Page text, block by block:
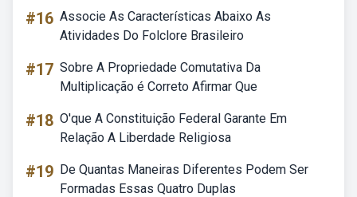
#16 Associe As Características Abaixo As
Atividades Do Folclore Brasileiro
#17 Sobre A Propriedade Comutativa Da
Multiplicação é Correto Afirmar Que
#18 O'que A Constituição Federal Garante Em
Relação A Liberdade Religiosa
#19 De Quantas Maneiras Diferentes Podem Ser
Formadas Essas Quatro Duplas